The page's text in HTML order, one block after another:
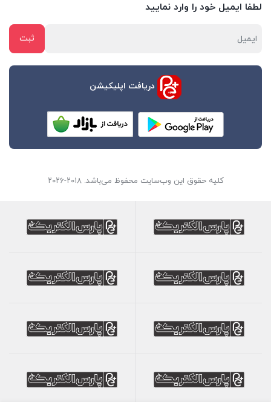
لطفا ایمیل خود را وارد نمایید
دریافت اپلیکیشن
کلیه حقوق این وب‌سایت محفوظ می‌باشد. ۲۰۱۸-۲۰۲۶